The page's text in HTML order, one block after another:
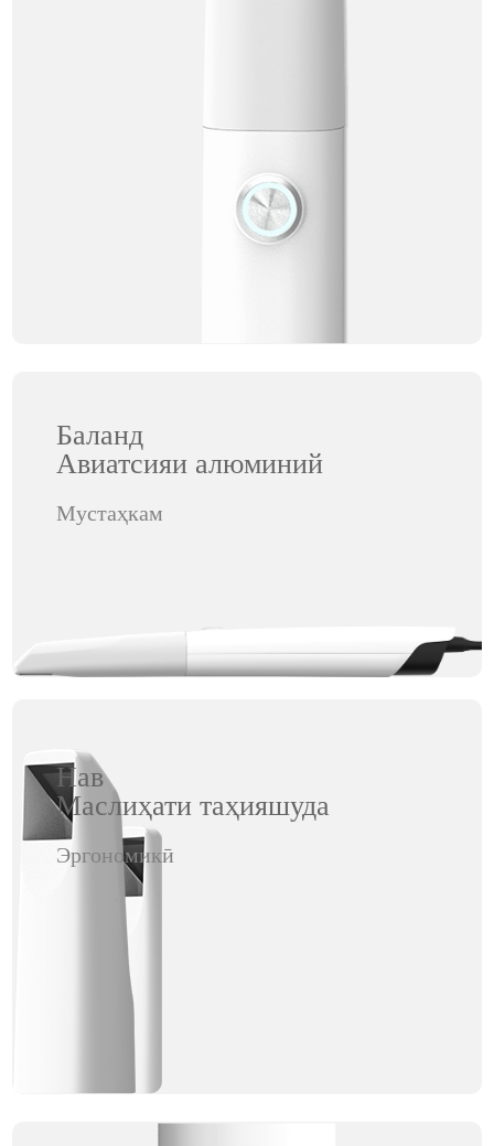
Баланд
Авиатсияи алюминий
Мустаҳкам
Нав
Маслиҳати таҳияшуда
Эргономикӣ